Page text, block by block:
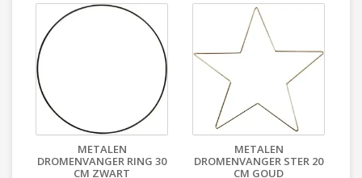
METALEN
DROMENVANGER RING 30
CM ZWART
METALEN
DROMENVANGER STER 20
CM GOUD